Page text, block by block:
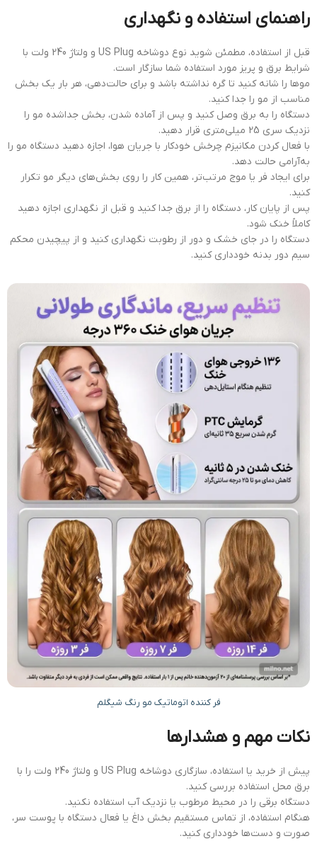
راهنمای استفاده و نگهداری
قبل از استفاده، مطمئن شوید نوع دوشاخه US Plug و ولتاژ 240 ولت با
شرایط برق و پریز مورد استفاده شما سازگار است.
موها را شانه کنید تا گره نداشته باشد و برای حالت‌دهی، هر بار یک بخش
مناسب از مو را جدا کنید.
دستگاه را به برق وصل کنید و پس از آماده شدن، بخش جداشده مو را
نزدیک سری 25 میلی‌متری قرار دهید.
با فعال کردن مکانیزم چرخش خودکار با جریان هوا، اجازه دهید دستگاه مو را
به‌آرامی حالت دهد.
برای ایجاد فر یا موج مرتب‌تر، همین کار را روی بخش‌های دیگر مو تکرار
کنید.
پس از پایان کار، دستگاه را از برق جدا کنید و قبل از نگهداری اجازه دهید
کاملاً خنک شود.
دستگاه را در جای خشک و دور از رطوبت نگهداری کنید و از پیچیدن محکم
سیم دور بدنه خودداری کنید.
فر کننده اتوماتیک مو رنگ شیگلم
نکات مهم و هشدارها
پیش از خرید یا استفاده، سازگاری دوشاخه US Plug و ولتاژ 240 ولت را با
برق محل استفاده بررسی کنید.
دستگاه برقی را در محیط مرطوب یا نزدیک آب استفاده نکنید.
هنگام استفاده، از تماس مستقیم بخش داغ یا فعال دستگاه با پوست سر،
صورت و دست‌ها خودداری کنید.